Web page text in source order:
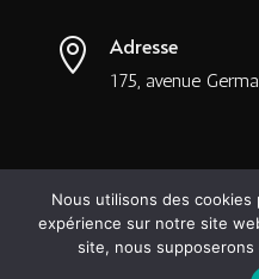
 Adresse
175, avenue
Mentions Légales
Plan
Création site internet
Nous utilisons des cookies
expérience sur notre site
site, nous